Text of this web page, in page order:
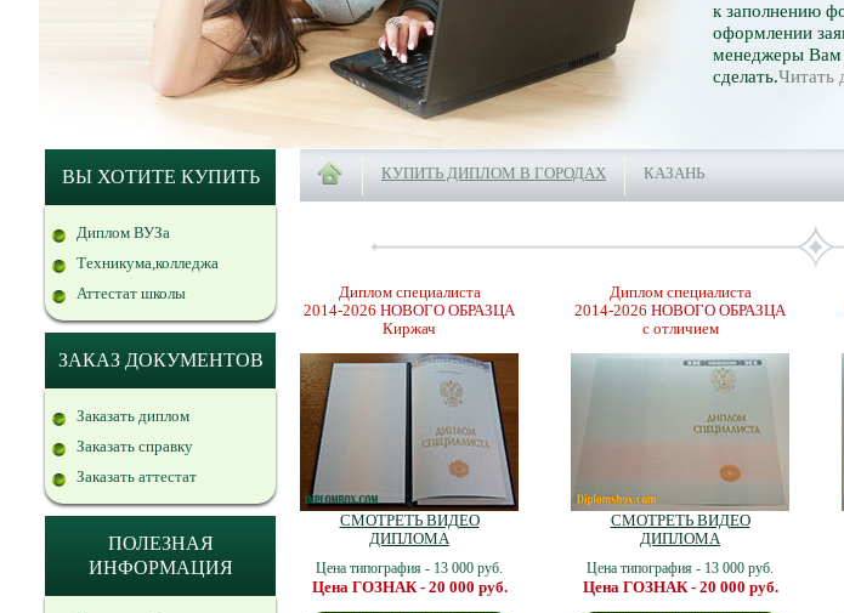
к заполнению
оформлении
менеджеры Вам
сделать.Читать
ВЫ ХОТИТЕ КУПИТЬ
Диплом ВУЗа
Техникума,колледжа
Аттестат школы
ЗАКАЗ ДОКУМЕНТОВ
Заказать диплом
Заказать справку
Заказать аттестат
ПОЛЕЗНАЯ
ИНФОРМАЦИЯ
КУПИТЬ ДИПЛОМ В ГОРОДАХ КАЗАНЬ
Диплом специалиста
2014-2026 НОВОГО ОБРАЗЦА
Киржач
СМОТРЕТЬ ВИДЕО
ДИПЛОМА
Цена типография - 13 000 руб.
Цена ГОЗНАК - 20 000 руб.
Диплом специалиста
2014-2026 НОВОГО ОБРАЗЦА
с отличием
СМОТРЕТЬ ВИДЕО
ДИПЛОМА
Цена типография - 13 000 руб.
Цена ГОЗНАК - 20 000 руб.